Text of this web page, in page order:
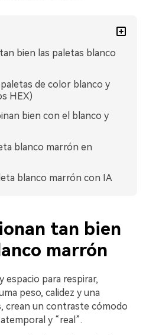
bien las paletas blanco
de color blanco y
HEX)
bien con el blanco y
blanco marrón en
blanco marrón con IA
tan bien
marrón
espacio para respirar,
peso, calidez y una
crean un contraste cómodo
y “real”.